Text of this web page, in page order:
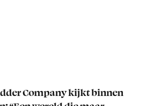
Company kijkt binnen